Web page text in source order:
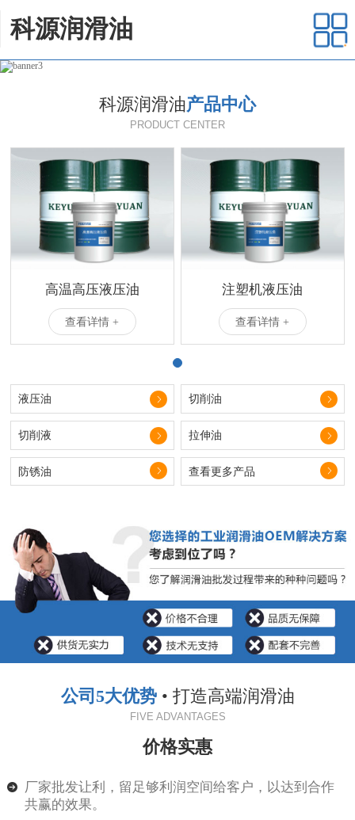
科源润滑油
科源润滑油产品中心
PRODUCT CENTER
高温高压液压油
查看详情 +
注塑机液压油
查看详情 +
液压油 切削油
切削液 拉伸油
防锈油 查看更多产品
公司5大优势• 打造高端润滑油
FIVE ADVANTAGES
价格实惠
厂家批发让利，留足够利润空间给客户，以达到合作
共赢的效果。